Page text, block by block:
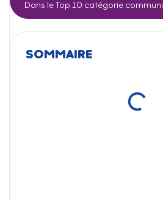
Dans le Top 10 catégorie
SOMMAIRE